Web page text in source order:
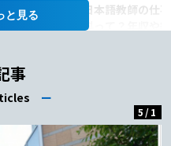
師」という
性はある
日本語教師の仕
料って？年収や
事
ー
5 /1